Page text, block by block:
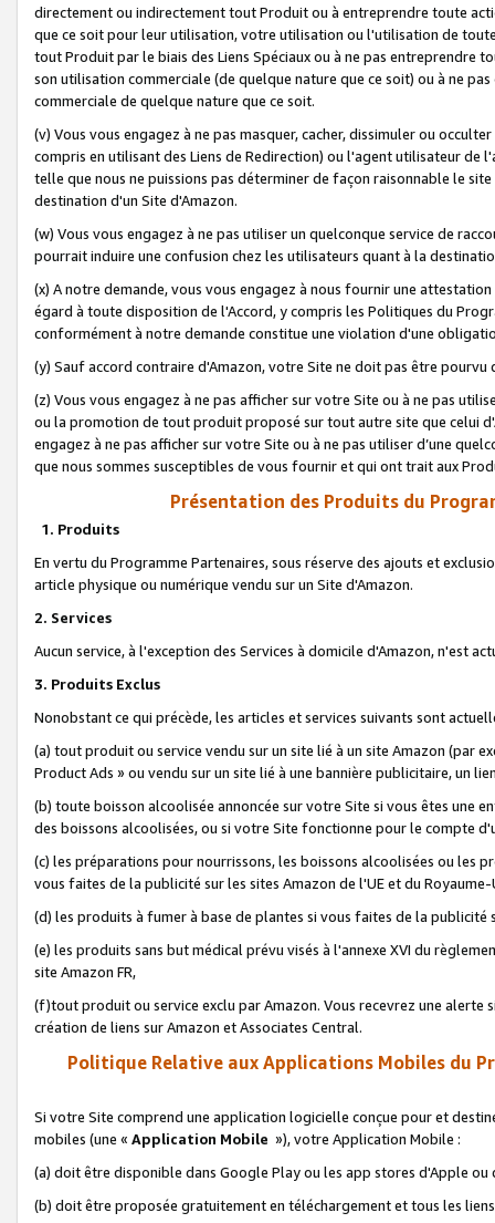
directement ou indirectement tout Produit ou à entreprendre toute
que ce soit pour leur utilisation, votre utilisation ou l'utilisation de
tout Produit par le biais des Liens Spéciaux ou à ne pas entreprendre
son utilisation commerciale (de quelque nature que ce soit) ou à ne
commerciale de quelque nature que ce soit.
(v) Vous vous engagez à ne pas masquer, cacher, dissimuler ou
compris en utilisant des Liens de Redirection) ou l'agent utilisateur
telle que nous ne puissions pas déterminer de façon raisonnable le
destination d'un Site d'Amazon.
(w) Vous vous engagez à ne pas utiliser un quelconque service de
pourrait induire une confusion chez les utilisateurs quant à la
(x) A notre demande, vous vous engagez à nous fournir une
égard à toute disposition de l'Accord, y compris les Politiques du
conformément à notre demande constitue une violation d'une
(y) Sauf accord contraire d'Amazon, votre Site ne doit pas être
(z) Vous vous engagez à ne pas afficher sur votre Site ou à ne pas
ou la promotion de tout produit proposé sur tout autre site que celui
engagez à ne pas afficher sur votre Site ou à ne pas utiliser d’une
que nous sommes susceptibles de vous fournir et qui ont trait aux
Présentation des Produits du
1. Produits
En vertu du Programme Partenaires, sous réserve des ajouts et
article physique ou numérique vendu sur un Site d'Amazon.
2. Services
Aucun service, à l'exception des Services à domicile d'Amazon, n'est
3. Produits Exclus
Nonobstant ce qui précède, les articles et services suivants sont
(a) tout produit ou service vendu sur un site lié à un site Amazon (par
Product Ads » ou vendu sur un site lié à une bannière publicitaire, un
(b) toute boisson alcoolisée annoncée sur votre Site si vous êtes une
des boissons alcoolisées, ou si votre Site fonctionne pour le compte
(c) les préparations pour nourrissons, les boissons alcoolisées ou les
vous faites de la publicité sur les sites Amazon de l'UE et du Royaume-
(d) les produits à fumer à base de plantes si vous faites de la publicité
(e) les produits sans but médical prévu visés à l'annexe XVI du
site Amazon FR,
(f)tout produit ou service exclu par Amazon. Vous recevrez une alerte
création de liens sur Amazon et Associates Central.
Politique Relative aux Applications Mobiles du
Si votre Site comprend une application logicielle conçue pour et
mobiles (une « Application Mobile »), votre Application Mobile :
(a) doit être disponible dans Google Play ou les app stores d'Apple ou
(b) doit être proposée gratuitement en téléchargement et tous les